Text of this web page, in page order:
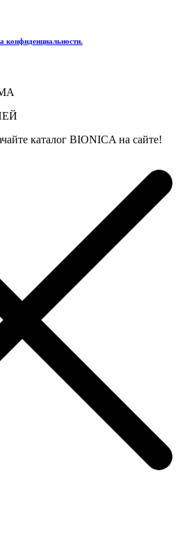
конфиденциальности.
каталог BIONICA на сайте!